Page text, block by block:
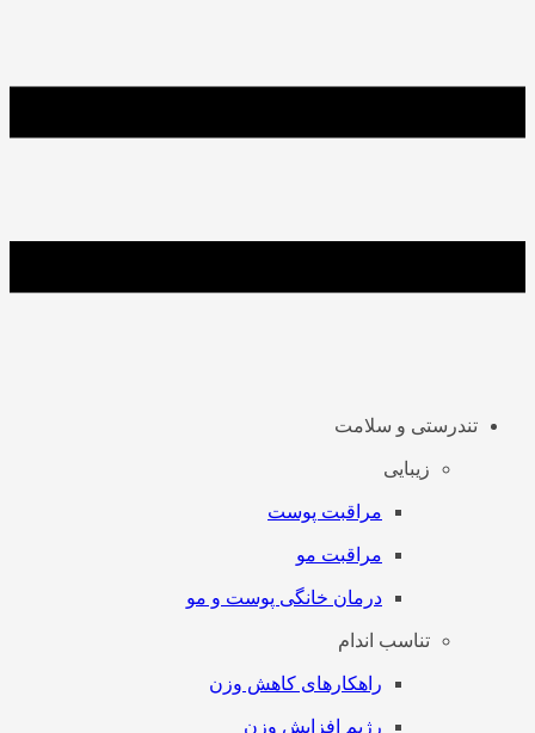
تندرستی و سلامت
زیبایی
مراقبت پوست
مراقبت مو
درمان خانگی پوست و مو
تناسب اندام
راهکارهای کاهش وزن
رژیم افزایش وزن